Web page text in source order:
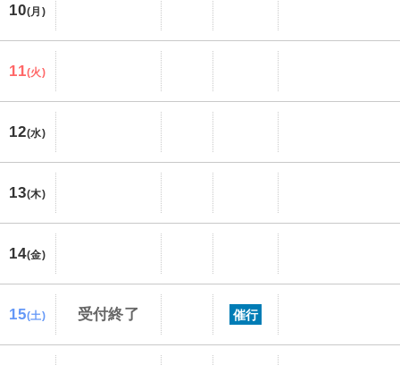
10(月)
11(火)
12(水)
13(木)
14(金)
15(土) 受付終了 催行